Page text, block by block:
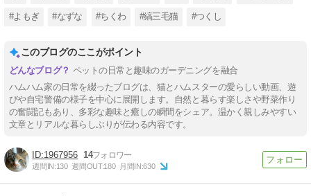
#よもぎ #なずな #ちくわ #縞三毛猫 #つくし
このブログのここがポイント
ペットの日常と趣味のガーデニングを融合
ハムハム家の日常を綴ったブログは、猫とハムスターの愛らしい動画、遊
びや自宅警備の様子を中心に展開します。自然と暮らす楽しさや野菜作り
の奮闘記もあり、多彩な趣味と癒しの瞬間をシェア。温かく親しみやすい
文章とリアルな暮らしぶりが伝わる内容です。
1967956 14
週間IN:130 週間OUT:180 月間IN:630